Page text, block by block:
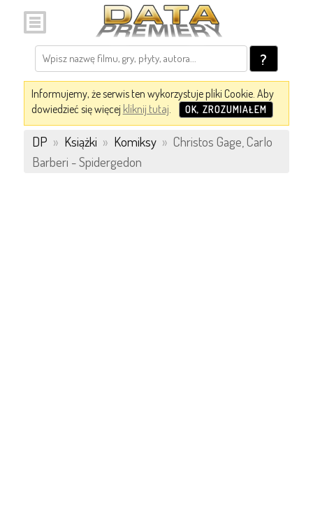
?
Informujemy, że serwis ten wykorzystuje pliki Cookie. Aby
dowiedzieć się więcej kliknij tutaj. OK, ZROZUMIAŁEM
DP » Książki » Komiksy » Christos Gage, Carlo
Barberi - Spidergedon